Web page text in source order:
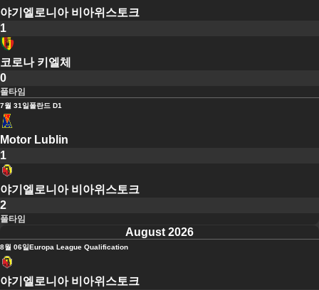
야기엘로니아 비아위스토크
1
코로나 키엘체
0
풀타임
7월 31일폴란드 D1
Motor Lublin
1
야기엘로니아 비아위스토크
2
풀타임
August 2026
8월 06일 Europa League Qualification
야기엘로니아 비아위스토크